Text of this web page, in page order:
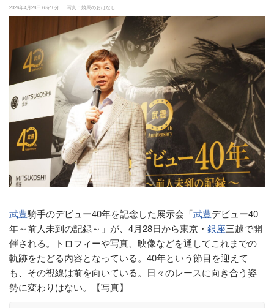
2026年4月28日 6時10分 写真：競馬のおはなし
武豊騎手のデビュー40年を記念した展示会「武豊デビュー40
年～前人未到の記録～」が、4月28日から東京・ 銀座三越で開
催される。トロフィーや写真、映像などを通してこれまでの
軌跡をたどる内容となっている。40年という節目を迎えて
も、その視線は前を向いている。日々のレースに向き合う姿
勢に変わりはない。【写真】